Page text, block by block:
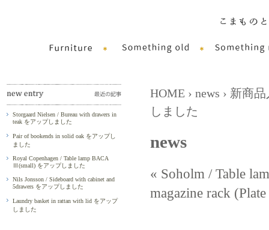
HOME › news › 新商
しました
news
« Soholm / Table
magazine rack
Storgaard Nielsen / Bureau with drawers in
teak をアップしました
Pair of bookends in solid oak をアップし
ました
Royal Copenhagen / Table lamp BACA
Ⅲ(small) をアップしました
Nils Jonsson / Sideboard with cabinet and
5drawers をアップしました
Laundry basket in rattan with lid をアップ
しました